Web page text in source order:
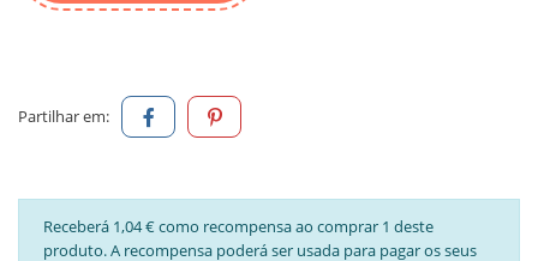
Partilhar em:
Receberá 1,04 € como recompensa ao comprar 1 deste
produto. A recompensa poderá ser usada para pagar os seus